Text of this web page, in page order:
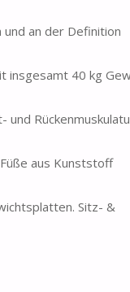
an der Definition
insgesamt 40 kg
und
aus Kunststoff
Sitz- &